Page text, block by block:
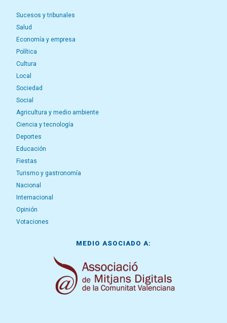
Sucesos y tribunales
Salud
Economía y empresa
Política
Cultura
Local
Sociedad
Social
Agricultura y medio ambiente
Ciencia y tecnología
Deportes
Educación
Fiestas
Turismo y gastronomía
Nacional
Internacional
Opinión
Votaciones
MEDIO ASOCIADO A: